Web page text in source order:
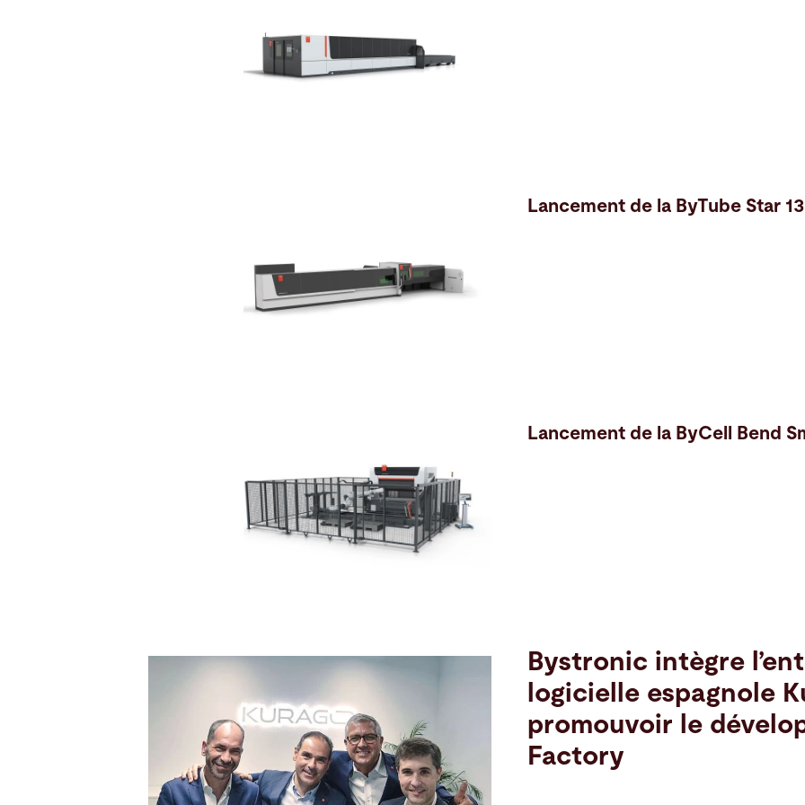
Lancement de la ByTube Star
Lancement de la ByCell Bend
Bystronic intègre
logicielle espagnole
promouvoir le
Factory